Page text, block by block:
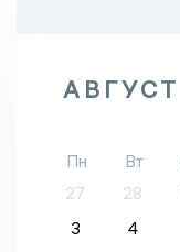
АВГУСТ
Пн Вт
27
28
3
4